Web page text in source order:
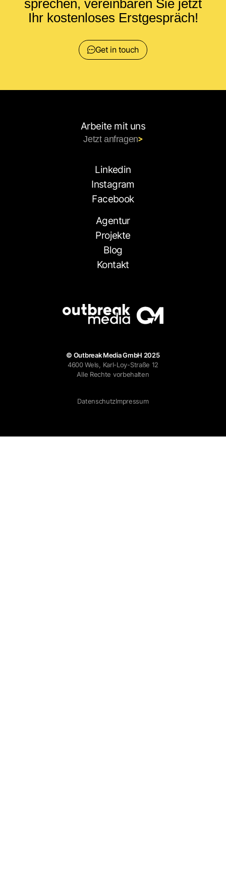
sprechen, vereinbaren Sie jetzt
Ihr kostenloses Erstgespräch!
Get in touch
Arbeite mit uns
Jetzt anfragen
Linkedin
Instagram
Facebook
Agentur
Projekte
Blog
Kontakt
© Outbreak Media GmbH 2025
4600 Wels, Karl-Loy-Straße 12
Alle Rechte vorbehalten
DatenschutzImpressum